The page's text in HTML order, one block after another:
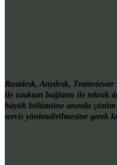
Rustdesk, Anydesk,
ile uzaktan bağlantı ile teknik
büyük bölümüne anında
servis yönlendirilmesine gerek